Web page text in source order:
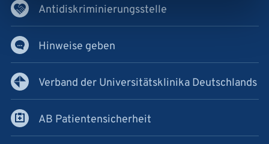
Antidiskriminierungsstelle
Hinweise geben
Verband der Universitätsklinika Deutschlands
AB Patientensicherheit